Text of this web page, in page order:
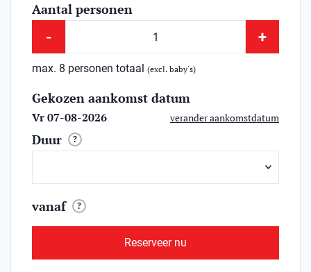
Aantal personen
- +
max. 8 personen totaal (excl. baby's)
Gekozen aankomst datum
Vr 07-08-2026 verander aankomstdatum
Duur ?
vanaf ?
Reserveer nu